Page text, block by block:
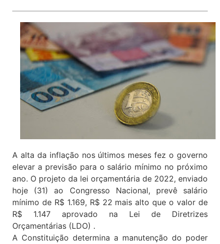
A alta da inflação nos últimos meses fez o governo
elevar a previsão para o salário mínimo no próximo
ano. O projeto da lei orçamentária de 2022, enviado
hoje (31) ao Congresso Nacional, prevê salário
mínimo de R$ 1.169, R$ 22 mais alto que o valor de
R$ 1.147 aprovado na Lei de Diretrizes
Orçamentárias (LDO) .
A Constituição determina a manutenção do poder